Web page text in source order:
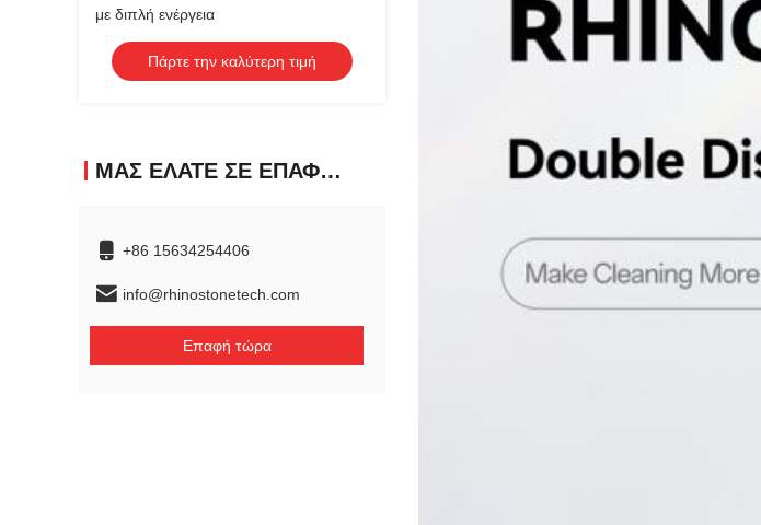
με διπλή ενέργεια
Πάρτε την καλύτερη τιμή
ΜΑΣ ΕΛΆΤΕ ΣΕ ΕΠΑΦΉ ΜΕ
+86 15634254406
info@rhinostonetech.com
Επαφή τώρα